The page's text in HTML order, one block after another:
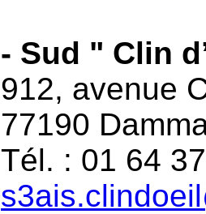
- Sud " Clin
912, avenue
77190
Tél. : 01 64